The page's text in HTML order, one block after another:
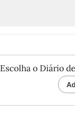
Escolha o Diário